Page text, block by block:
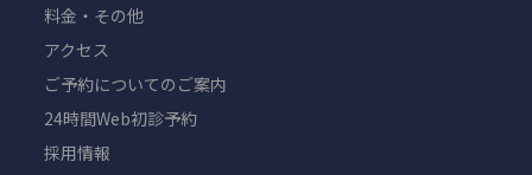
料金・その他
アクセス
ご予約についてのご案内
24時間Web初診予約
採用情報